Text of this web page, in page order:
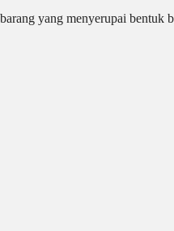
yang menyerupai